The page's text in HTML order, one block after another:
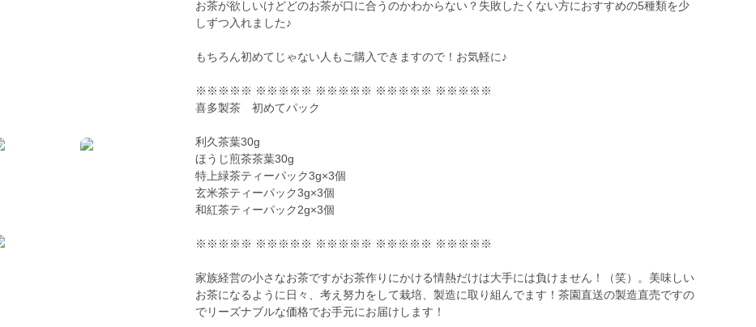
お茶が欲しいけどどのお茶が口に合うのかわからない？失敗したくない方におすすめの5種類を少
しずつ入れました♪
もちろん初めてじゃない人もご購入できますので！お気軽に♪
※※※※※ ※※※※※ ※※※※※ ※※※※※ ※※※※※
喜多製茶 初めてパック
利久茶葉30g
ほうじ煎茶茶葉30g
特上緑茶ティーパック3g×3個
玄米茶ティーパック3g×3個
和紅茶ティーパック2g×3個
※※※※※ ※※※※※ ※※※※※ ※※※※※ ※※※※※
家族経営の小さなお茶ですがお茶作りにかける情熱だけは大手には負けません！（笑）。美味しい
お茶になるように日々、考え努力をして栽培、製造に取り組んでます！茶園直送の製造直売ですの
でリーズナブルな価格でお手元にお届けします！